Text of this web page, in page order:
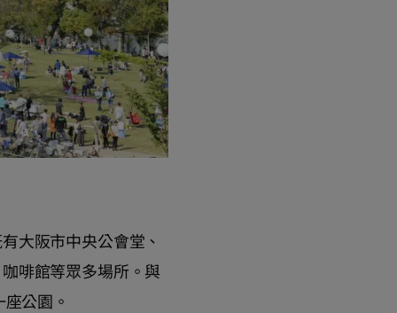
大阪市中央公會堂、
啡館等眾多場所。與
公園。